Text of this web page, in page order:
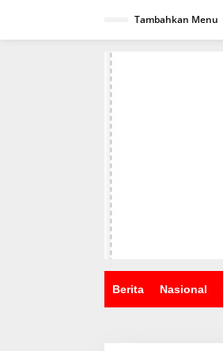
Tambahkan Menu
Berita Nasional